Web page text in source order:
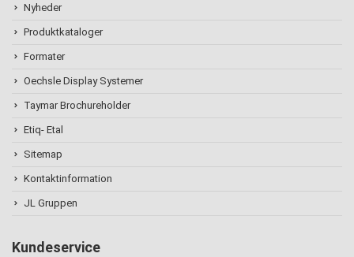
Nyheder
Produktkataloger
Formater
Oechsle Display Systemer
Taymar Brochureholder
Etiq- Etal
Sitemap
Kontaktinformation
JL Gruppen
Kundeservice